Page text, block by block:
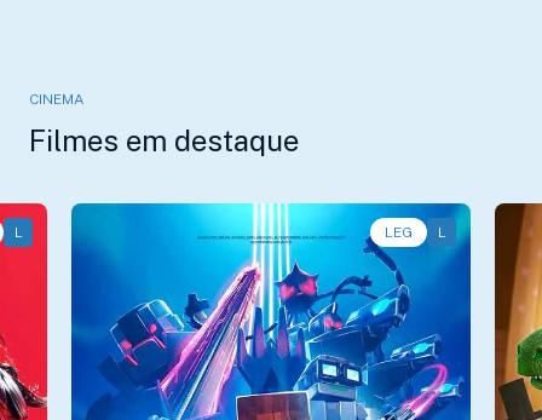
CINEMA
Filmes em destaque
L LEG L
Ação, Animação, Aventura • • 1h11